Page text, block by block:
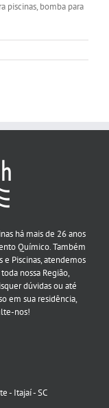
piscinas, bomba para
há mais de 26 anos
Químico. Também
Piscinas, atendemos
nossa Região,
dúvidas ou até
em sua residência,
nos!
- Itajaí - SC